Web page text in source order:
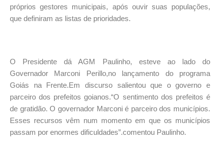
próprios gestores municipais, após ouvir suas populações,
que definiram as listas de prioridades.
O Presidente dá AGM Paulinho, esteve ao lado do
Governador Marconi Perillo,no lançamento do programa
Goiás na Frente.Em discurso salientou que o governo e
parceiro dos prefeitos goianos.“O sentimento dos prefeitos é
de gratidão. O governador Marconi é parceiro dos municípios.
Esses recursos vêm num momento em que os municípios
passam por enormes dificuldades”.comentou Paulinho.